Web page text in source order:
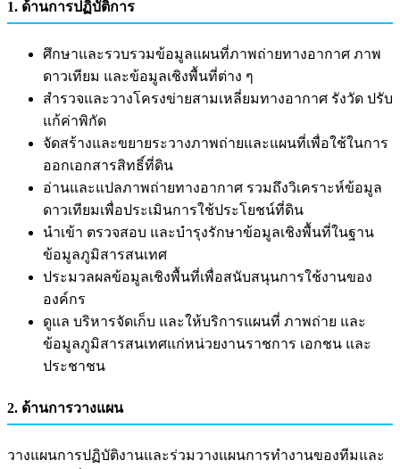
1. ด้านการปฏิบัติการ
ศึกษาและรวบรวมข้อมูลแผนที่ภาพถ่ายทางอากาศ ภาพ
ดาวเทียม และข้อมูลเชิงพื้นที่ต่าง ๆ
สำรวจและวางโครงข่ายสามเหลี่ยมทางอากาศ รังวัด ปรับ
แก้ค่าพิกัด
จัดสร้างและขยายระวางภาพถ่ายและแผนที่เพื่อใช้ในการ
ออกเอกสารสิทธิ์ที่ดิน
อ่านและแปลภาพถ่ายทางอากาศ รวมถึงวิเคราะห์ข้อมูล
ดาวเทียมเพื่อประเมินการใช้ประโยชน์ที่ดิน
นำเข้า ตรวจสอบ และบำรุงรักษาข้อมูลเชิงพื้นที่ในฐาน
ข้อมูลภูมิสารสนเทศ
ประมวลผลข้อมูลเชิงพื้นที่เพื่อสนับสนุนการใช้งานของ
องค์กร
ดูแล บริหารจัดเก็บ และให้บริการแผนที่ ภาพถ่าย และ
ข้อมูลภูมิสารสนเทศแก่หน่วยงานราชการ เอกชน และ
ประชาชน
2. ด้านการวางแผน
วางแผนการปฏิบัติงานและร่วมวางแผนการทำงานของทีมและ